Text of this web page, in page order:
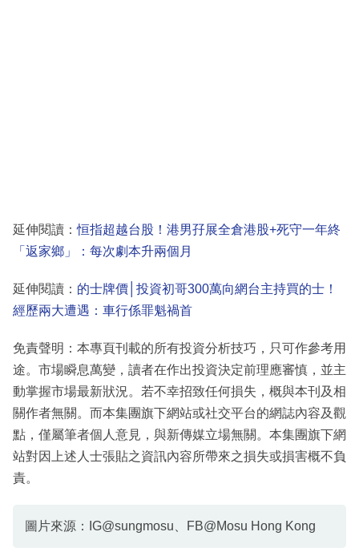
延伸閱讀：恒指超越台股！港男孖展全倉港股+死守一年終
「返家鄉」：每次劇本升兩個月
延伸閱讀： 的士牌價│投資初哥300萬向網台主持買的士！
經歷兩大遭遇：車行係罪魁禍首
免責聲明：本專頁刊載的所有投資分析技巧，只可作參考用
途。市場瞬息萬變，讀者在作出投資決定前理應審慎，並主
動掌握市場最新狀況。若不幸招致任何損失，概與本刊及相
關作者無關。而本集團旗下網站或社交平台的網誌內容及觀
點，僅屬筆者個人意見，與新傳媒立場無關。本集團旗下網
站對因上述人士張貼之資訊內容所帶來之損失或損害概不負
責。
圖片來源：IG@sungmosu、FB@Mosu Hong Kong